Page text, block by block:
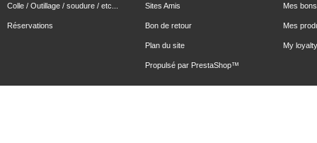
Colle / Outillage / soudure / etc...
Réservations
Sites Amis
Bon de retour
Plan du site
Propulsé par PrestaShop™
Mes
Mes
My